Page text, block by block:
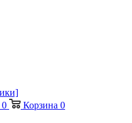
0 Корзина 0